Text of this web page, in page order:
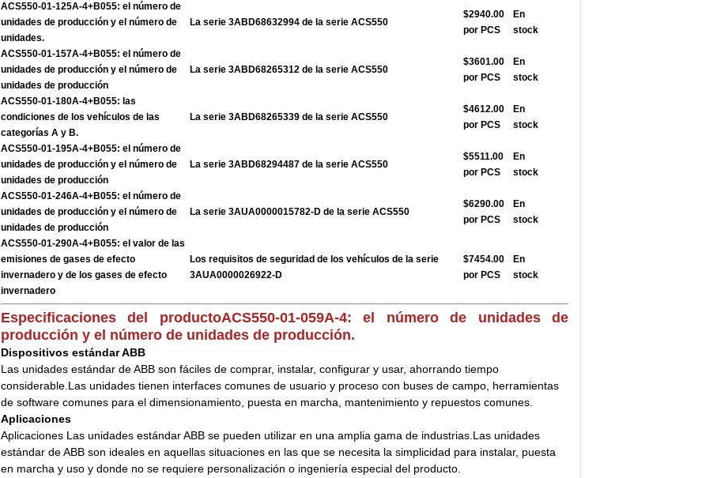
ACS550-01-125A-4+B055: el número de
unidades de producción y el número de
unidades.
La serie 3ABD68632994 de la serie ACS550
$2940.00
por PCS
En
stock
ACS550-01-157A-4+B055: el número de
unidades de producción y el número de
unidades de producción
La serie 3ABD68265312 de la serie ACS550
$3601.00
por PCS
En
stock
ACS550-01-180A-4+B055: las
condiciones de los vehículos de las
categorías A y B.
La serie 3ABD68265339 de la serie ACS550
$4612.00
por PCS
En
stock
ACS550-01-195A-4+B055: el número de
unidades de producción y el número de
unidades de producción
La serie 3ABD68294487 de la serie ACS550
$5511.00
por PCS
En
stock
ACS550-01-246A-4+B055: el número de
unidades de producción y el número de
unidades de producción
La serie 3AUA0000015782-D de la serie ACS550
$6290.00
por PCS
En
stock
ACS550-01-290A-4+B055: el valor de las
emisiones de gases de efecto
invernadero y de los gases de efecto
invernadero
Los requisitos de seguridad de los vehículos de la serie
3AUA0000026922-D
$7454.00
por PCS
En
stock
Especificaciones del productoACS550-01-059A-4: el número de unidades de
producción y el número de unidades de producción.
Dispositivos estándar ABB
Las unidades estándar de ABB son fáciles de comprar, instalar, configurar y usar, ahorrando tiempo
considerable.Las unidades tienen interfaces comunes de usuario y proceso con buses de campo, herramientas
de software comunes para el dimensionamiento, puesta en marcha, mantenimiento y repuestos comunes.
Aplicaciones
Aplicaciones Las unidades estándar ABB se pueden utilizar en una amplia gama de industrias.Las unidades
estándar de ABB son ideales en aquellas situaciones en las que se necesita la simplicidad para instalar, puesta
en marcha y uso y donde no se requiere personalización o ingeniería especial del producto.